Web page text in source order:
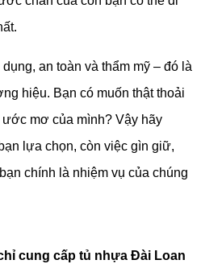
an toàn và thẩm mỹ – đó là
hiệu. Bạn có muốn thật thoải
mơ của mình? Vậy hãy
lựa chọn, còn việc gìn giữ,
chính là nhiệm vụ của chúng
cung cấp tủ nhựa Đài Loan